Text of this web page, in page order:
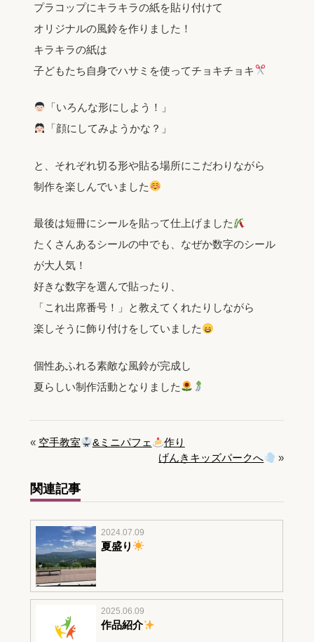
プラコップにキラキラの紙を貼り付けて
オリジナルの風鈴を作りました！
キラキラの紙は
子どもたち自身でハサミを使ってチョキチョキ
「いろんな形にしよう！」
‎「顔にしてみようかな？」
と、それぞれ切る形や貼る場所にこだわりながら
制作を楽しんでいました
最後は短冊にシールを貼って仕上げました
たくさんあるシールの中でも、なぜか数字のシール
が大人気！
好きな数字を選んで貼ったり、
「これ出席番号！」と教えてくれたりしながら
楽しそうに飾り付けをしていました
個性あふれる素敵な風鈴が完成し
夏らしい制作活動となりました
« 空手教室 &ミニパフェ
作り
げんきキッズパークへ
»
関連記事
2024.07.09
夏盛り
2025.06.09
作品紹介